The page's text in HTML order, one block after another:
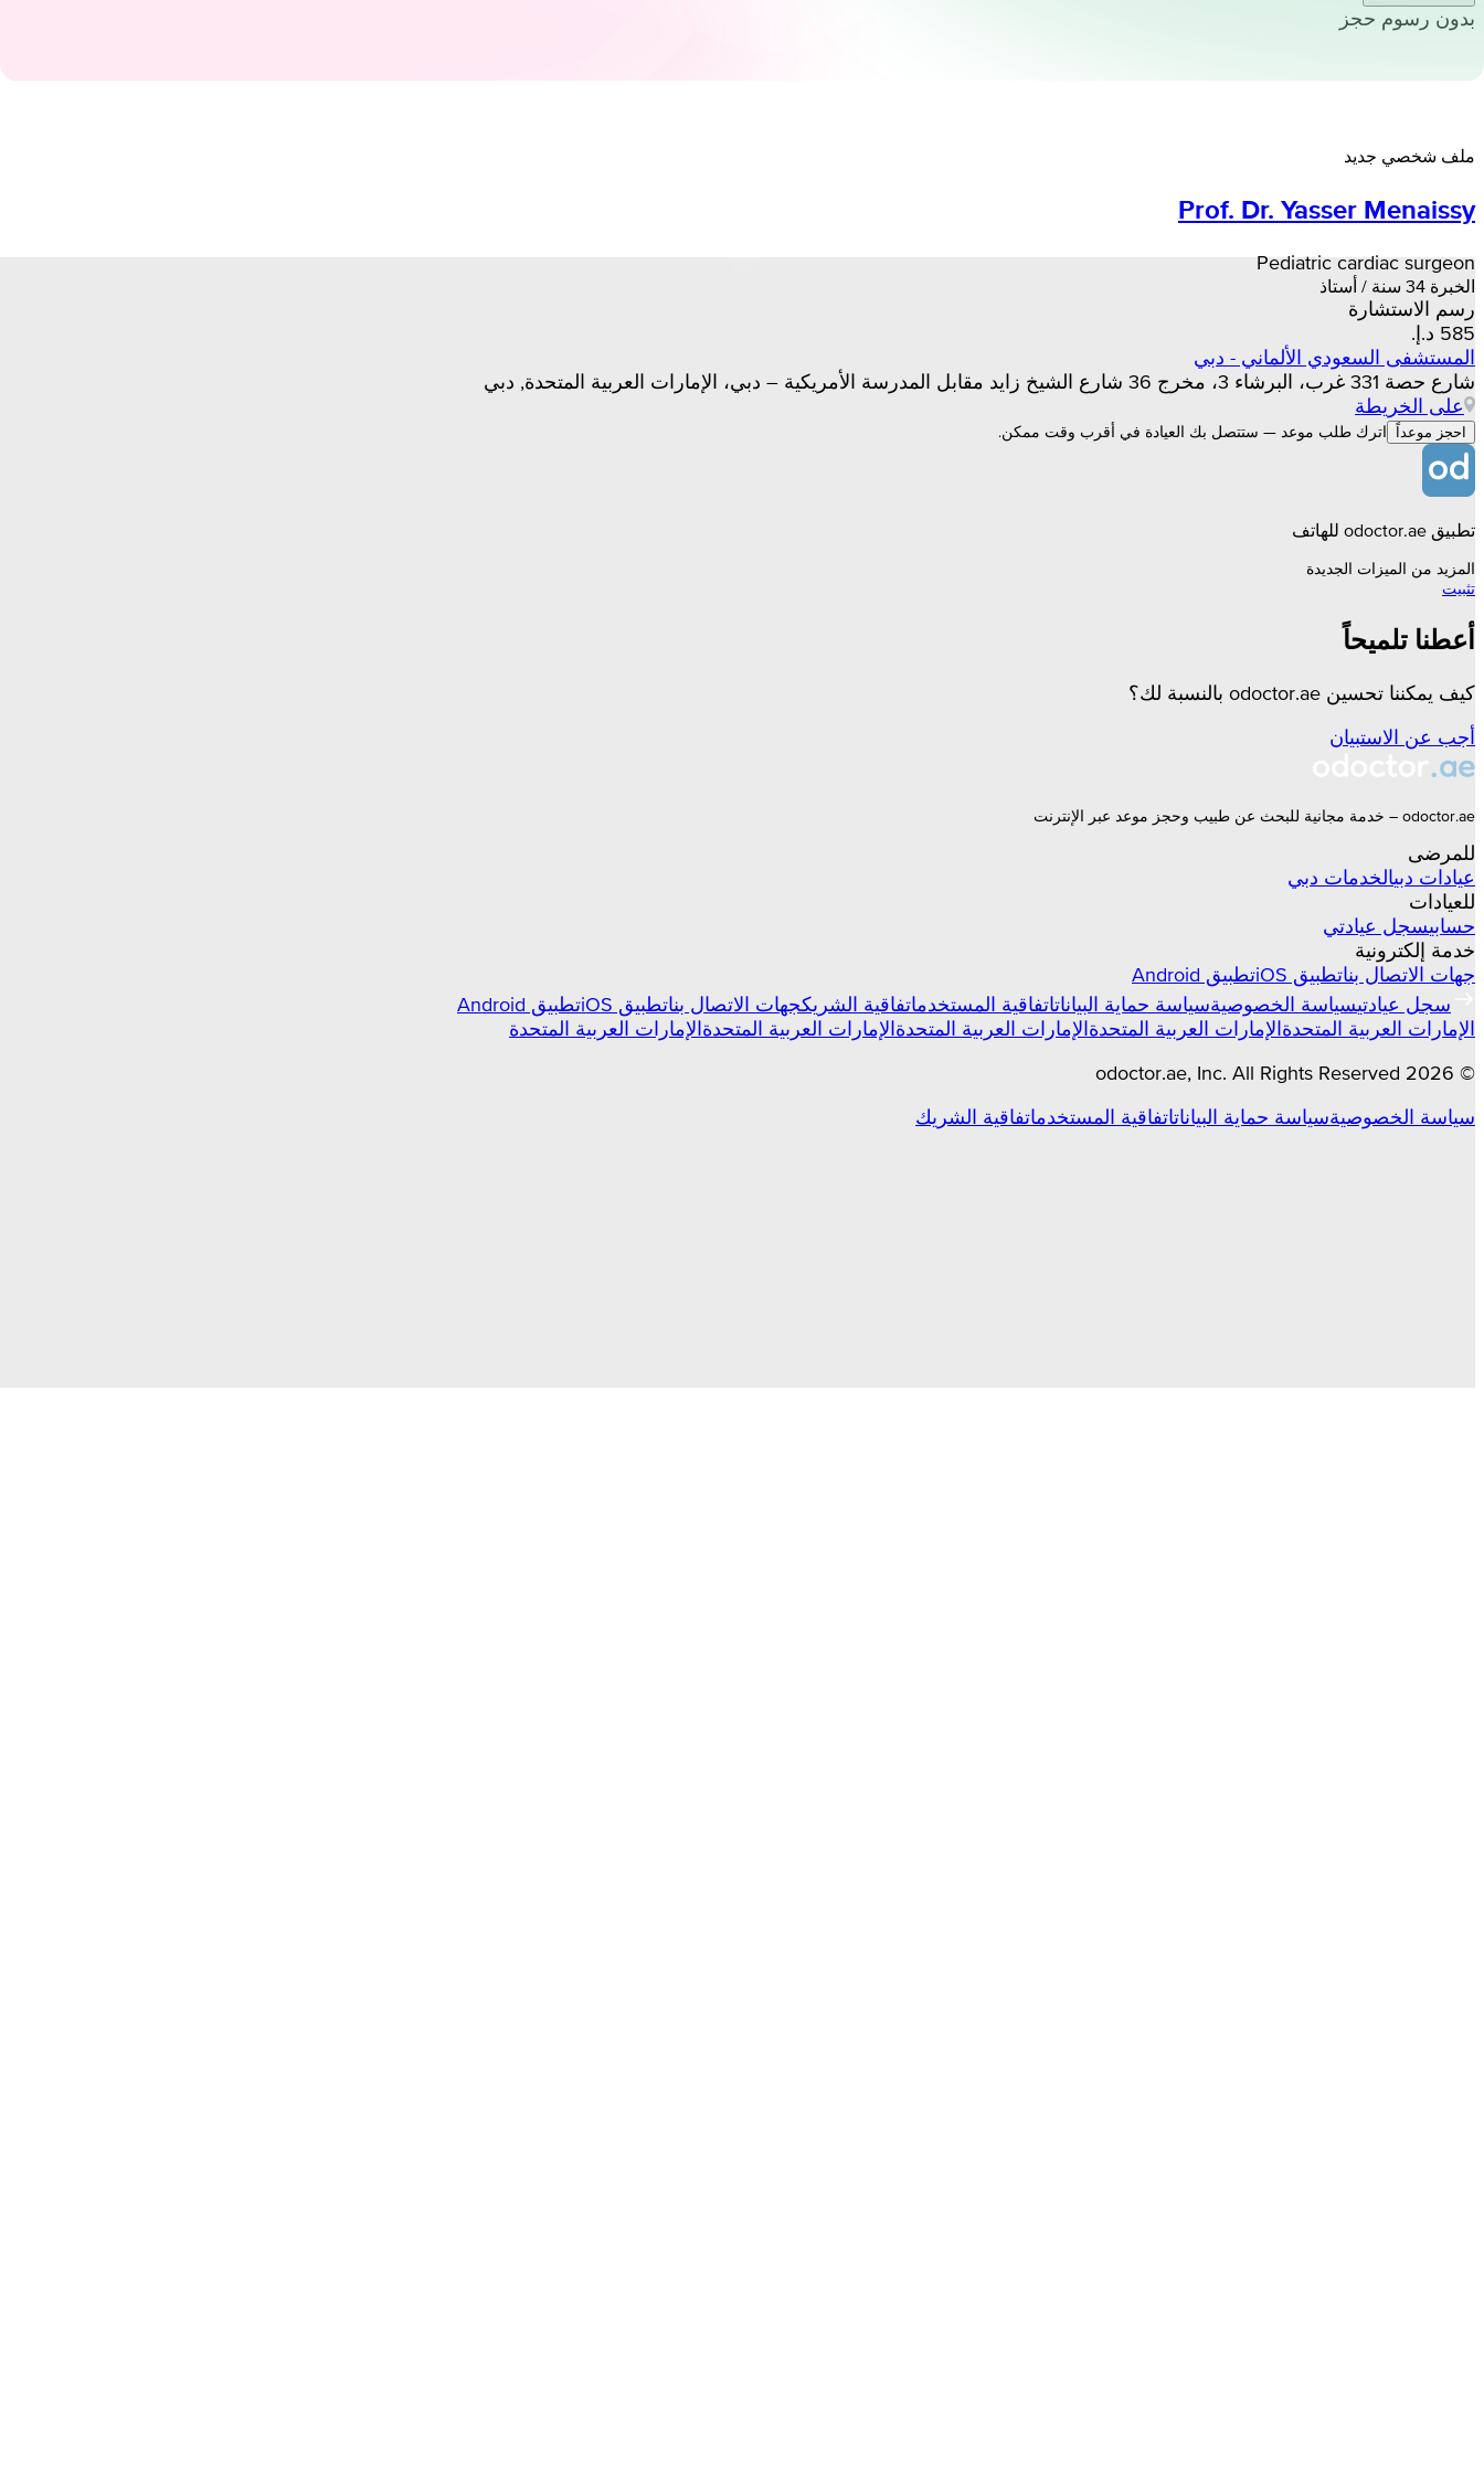
بدون رسوم حجز
ملف شخصي جديد
Prof. Dr. Yasser Menaissy
Pediatric cardiac surgeon
الخبرة 34 سنة / أستاذ
رسم الاستشارة
المستشفى السعودي الألماني - دبي
شارع حصة 331 غرب، البرشاء 3، مخرج 36 شارع الشيخ زايد مقابل المدرسة الأمريكية – دبي، الإمارات العربية المتحدة, دبي
على الخريطة
احجز موعداً اترك طلب موعد — ستتصل بك العيادة في أقرب وقت ممكن.
تطبيق odoctor.ae للهاتف
المزيد من الميزات الجديدة
تثبيت
أعطنا تلميحاً
كيف يمكننا تحسين odoctor.ae بالنسبة لك؟
أجب عن الاستبيان
odoctor.ae – خدمة مجانية للبحث عن طبيب وحجز موعد عبر الإنترنت
للمرضى
عيادات دبيالخدمات دبي
للعيادات
حسابيسجل عيادتي
خدمة إلكترونية
جهات الاتصال بناتطبيق iOS
تطبيق Android
سجل عيادتيسياسة الخصوصيةسياسة حماية البياناتاتفاقية المستخدماتفاقية الشريكجهات الاتصال بناتطبيق iOS
تطبيق Android
الإمارات العربية المتحدةالإمارات العربية المتحدةالإمارات العربية المتحدةالإمارات العربية المتحدةالإمارات العربية المتحدة
©
2026
odoctor.ae, Inc. All Rights Reserved
سياسة الخصوصيةسياسة حماية البياناتاتفاقية المستخدماتفاقية الشريك